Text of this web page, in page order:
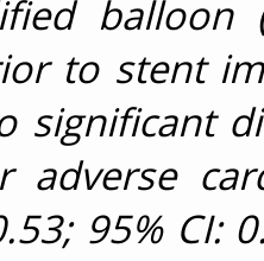
balloon
to stent
significant
adverse
95% CI: